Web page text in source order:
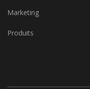
Marketing
Produits